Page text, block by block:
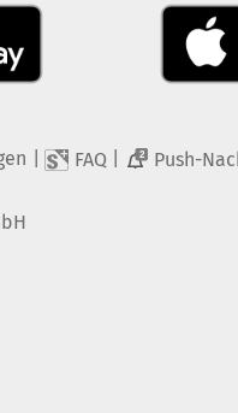
FAQ 2 Push-